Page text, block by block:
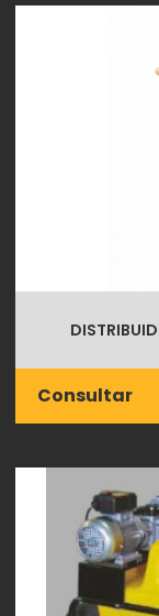
Consultar